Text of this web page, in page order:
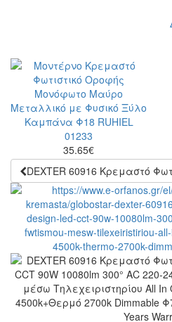
35.65€
DEXTER 60916 Κρεμαστό